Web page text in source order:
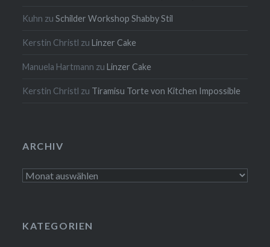
Kuhn zuSchilder Workshop Shabby Stil
Kerstin Christl zuLinzer Cake
Manuela Hartmann zuLinzer Cake
Kerstin Christl zu Tiramisu Torte von Kitchen Impossible
ARCHIV
Archiv
KATEGORIEN